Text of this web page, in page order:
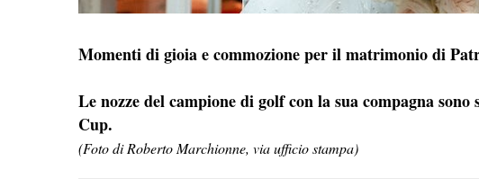
Momenti di gioia e commozione per il matrimonio di
Le nozze del campione di golf con la sua compagna
Cup.
(Foto di Roberto Marchionne, via ufficio stampa)